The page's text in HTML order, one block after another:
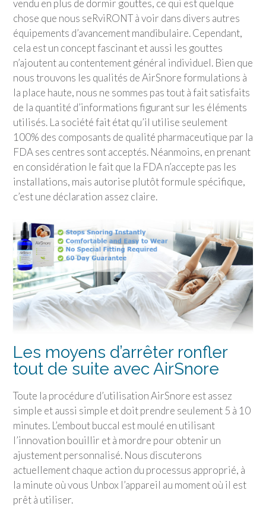
vendu en plus de dormir gouttes, ce qui est quelque
chose que nous seRviRONT à voir dans divers autres
équipements d’avancement mandibulaire. Cependant,
cela est un concept fascinant et aussi les gouttes
n’ajoutent au contentement général individuel. Bien que
nous trouvons les qualités de AirSnore formulations à
la place haute, nous ne sommes pas tout à fait satisfaits
de la quantité d’informations figurant sur les éléments
utilisés. La société fait état qu’il utilise seulement
100% des composants de qualité pharmaceutique par la
FDA ses centres sont acceptés. Néanmoins, en prenant
en considération le fait que la FDA n’accepte pas les
installations, mais autorise plutôt formule spécifique,
c’est une déclaration assez claire.
Les moyens d’arrêter ronfler
tout de suite avec AirSnore
Toute la procédure d’utilisation AirSnore est assez
simple et aussi simple et doit prendre seulement 5 à 10
minutes. L’embout buccal est moulé en utilisant
l’innovation bouillir et à mordre pour obtenir un
ajustement personnalisé. Nous discuterons
actuellement chaque action du processus approprié, à
la minute où vous Unbox l’appareil au moment où il est
prêt à utiliser.